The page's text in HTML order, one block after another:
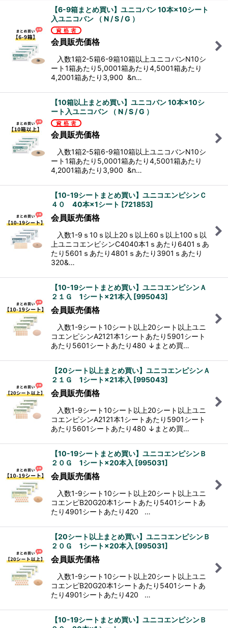
【6-9箱まとめ買い】ユニコバン 10本×10シート
入ユニコバン （ N / S / G ）
会員販売価格
入数1箱2-5箱6-9箱10箱以上ユニコバンN10シ
ート1箱あたり5,0001箱あたり4,5001箱あたり
4,2001箱あたり3,900 &n…
【10箱以上まとめ買い】ユニコバン 10本×10シ
ート入ユニコバン （ N / S / G ）
会員販売価格
入数1箱2-5箱6-9箱10箱以上ユニコバンN10シ
ート1箱あたり5,0001箱あたり4,5001箱あたり
4,2001箱あたり3,900 &n…
【10-19シートまとめ買い】ユニコエンピシンＣ
４０ 40本×1シート [721853]
会員販売価格
入数1-9ｓ10ｓ以上20ｓ以上60ｓ以上100ｓ以
上ユニコエンビシンC4040本1ｓあたり6401ｓあ
たり5601ｓあたり4801ｓあたり3901ｓあたり
320&…
【10-19シートまとめ買い】ユニコエンピシンＡ
２１Ｇ 1シート×21本入 [995043]
会員販売価格
入数1-9シート10シート以上20シート以上ユニ
コエンピシンA2121本1シートあたり5901シート
あたり5601シートあたり480 ↓まとめ買…
【20シート以上まとめ買い】ユニコエンピシンＡ
２１Ｇ 1シート×21本入 [995043]
会員販売価格
入数1-9シート10シート以上20シート以上ユニ
コエンピシンA2121本1シートあたり5901シート
あたり5601シートあたり480 ↓まとめ買…
【10-19シートまとめ買い】ユニコエンピシンＢ
２０Ｇ 1シート×20本入 [995031]
会員販売価格
入数1-9シート10シート以上20シート以上ユニ
コエンピB20G20本1シートあたり5401シートあ
たり4901シートあたり420 …
【20シート以上まとめ買い】ユニコエンピシンＢ
２０Ｇ 1シート×20本入 [995031]
会員販売価格
入数1-9シート10シート以上20シート以上ユニ
コエンピB20G20本1シートあたり5401シートあ
たり4901シートあたり420 …
【10-19シートまとめ買い】ユニコエンピシンＢ